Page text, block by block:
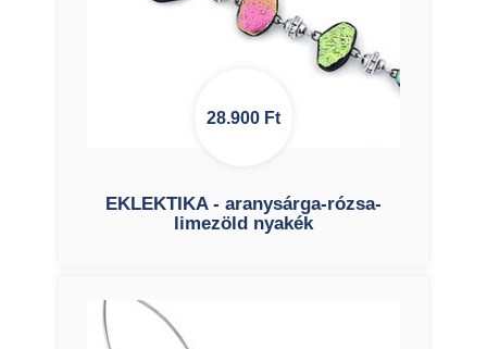
28.900 Ft
EKLEKTIKA - aranysárga-rózsa-
limezöld nyakék